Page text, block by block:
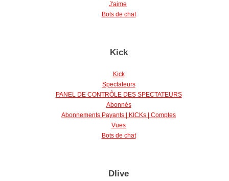
J'aime
Bots de chat
Kick
Kick
Spectateurs
PANEL DE CONTRÔLE DES SPECTATEURS
Abonnés
Abonnements Payants | KICKs | Comptes
Vues
Bots de chat
Dlive